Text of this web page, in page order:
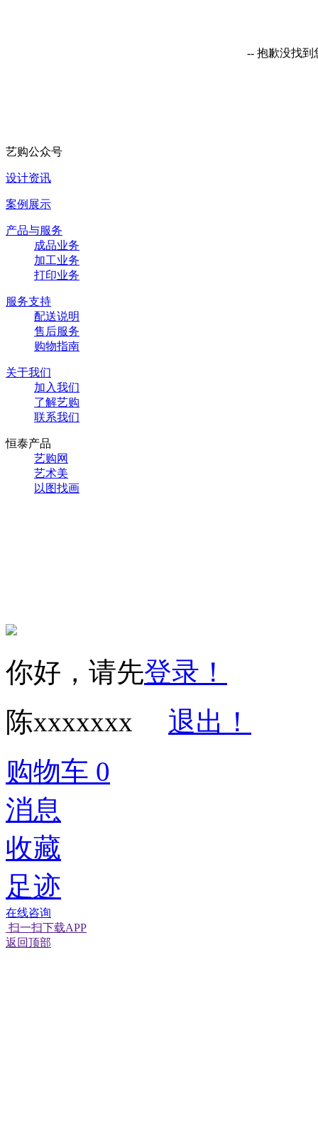
-- 抱歉没找到
艺购公众号
设计资讯
案例展示
产品与服务
成品业务
加工业务
打印业务
服务支持
配送说明
售后服务
购物指南
关于我们
加入我们
了解艺购
联系我们
恒泰产品
艺购网
艺术美
以图找画
你好，请先登录！
陈xxxxxxx
退出！
购物车 0
消息
收藏
足迹
在线咨询
扫一扫下载APP
返回顶部